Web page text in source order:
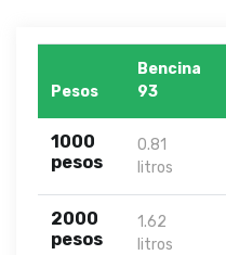
Pesos
Bencina
93
1000
pesos
0.81
litros
2000
pesos
1.62
litros